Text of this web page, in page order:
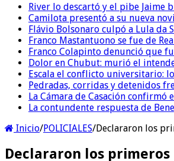
River lo descartó y el pibe Jaime
Camilota presentó a su nueva
Flávio Bolsonaro culpó a Lula da
Franco Mastantuono se fue de
Franco Colapinto denunció que
Dolor en Chubut: murió el
Escala el conflicto universitario:
Pedradas, corridas y detenidos
La Cámara de Casación
La contundente respuesta de
Inicio/POLICIALES/Declararon los
Declararon los